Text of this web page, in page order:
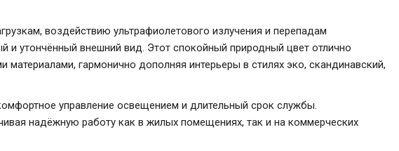
воздействию ультрафиолетового излучения и перепадам
и утончённый внешний вид. Этот спокойный природный цвет отлично
гармонично дополняя интерьеры в стилях эко, скандинавский,
управление освещением и длительный срок службы.
надёжную работу как в жилых помещениях, так и на коммерческих